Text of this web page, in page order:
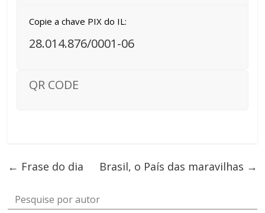
Copie a chave PIX do IL:
28.014.876/0001-06
QR CODE
← Frase do dia Brasil, o País das maravilhas →
Pesquise por autor